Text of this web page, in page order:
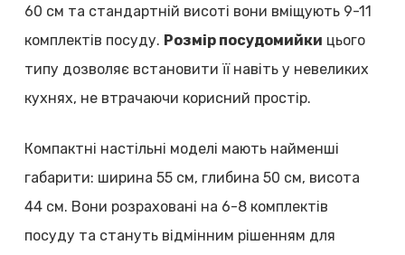
60 см та стандартній висоті вони вміщують 9-11
комплектів посуду. Розмір посудомийки цього
типу дозволяє встановити її навіть у невеликих
кухнях, не втрачаючи корисний простір.
Компактні настільні моделі мають найменші
габарити: ширина 55 см, глибина 50 см, висота
44 см. Вони розраховані на 6-8 комплектів
посуду та стануть відмінним рішенням для